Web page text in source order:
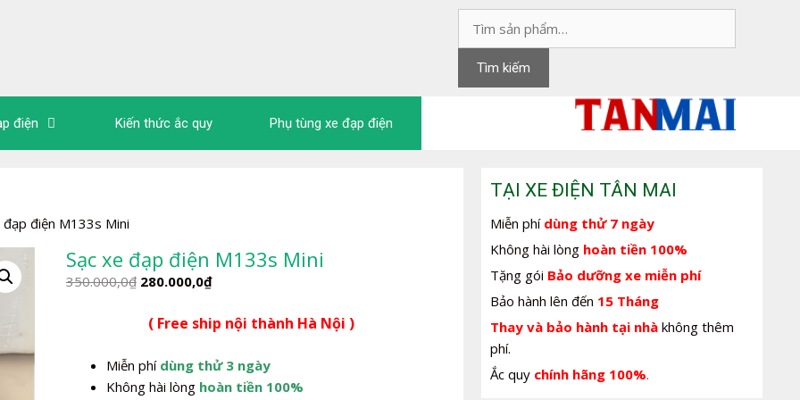
kiếm:
Tìm kiếm
điện Kiến thức ắc quy Phụ tùng xe đạp điện
đạp điện M133s Mini
Sạc xe đạp điện M133s Mini
350.000,0₫ Giá
là:
280.000,0₫Giá
tại
280.000,0₫.
( Free ship nội thành Hà Nội )
Miễn phí dùng thử 3 ngày
Không hài lòng hoàn tiền 100%
TẠI XE ĐIỆN TÂN MAI
Miễn phí dùng thử 7 ngày
Không hài lòng hoàn tiền 100%
Tặng gói Bảo dưỡng xe miễn phí
Bảo hành lên đến 15 Tháng
Thay và bảo hành tại nhà không thêm
phí.
Ắc quy chính hãng 100%.